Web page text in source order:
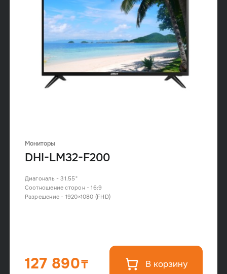
Мониторы
DHI-LM32-F200
Диагональ - 31.55"
Соотношение сторон - 16:9
Разрешение - 1920×1080 (FHD)
127 890 В корзину